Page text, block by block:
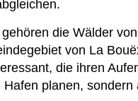
die Wälder
von La
die ihren
planen,